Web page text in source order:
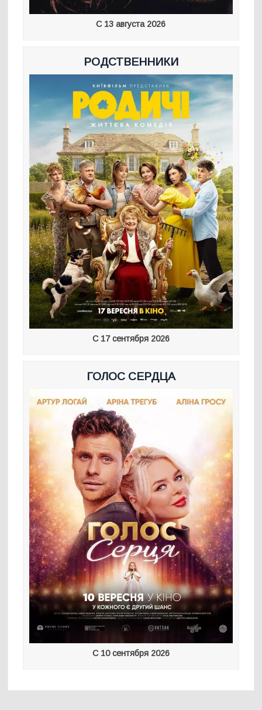
С 13 августа 2026
РОДСТВЕННИКИ
С 17 сентября 2026
ГОЛОС СЕРДЦА
С 10 сентября 2026